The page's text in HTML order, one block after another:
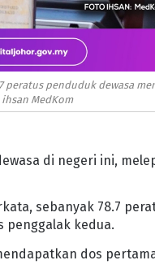
peratus penduduk dewasa
MedKom
di negeri ini,
sebanyak 78.7
penggalak kedua.
dos